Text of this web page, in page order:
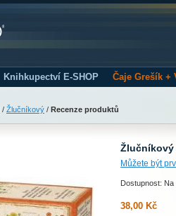
Knihkupectví E-SHOP Čaje Grešík +
/ Žlučníkový / Recenze produktů
Žlučníkový
Můžete být
Dostupnost: Na
38,00 Kč